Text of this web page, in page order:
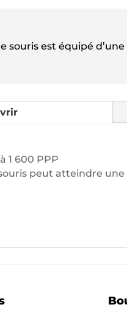
souris est équipé
1 600 PPP
peut atteindre une